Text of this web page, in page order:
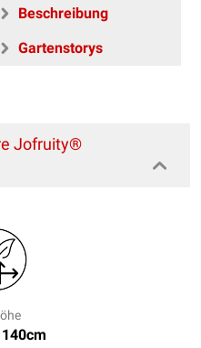
Beschreibung
Gartenstorys
Jofruity®